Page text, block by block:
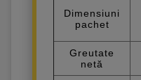
Dimensiuni
pachet
Greutate
netă